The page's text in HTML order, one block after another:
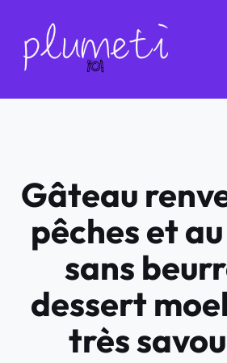
contenu
Gâteau
pêches et
sans
dessert
très